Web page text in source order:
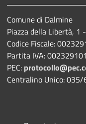
Comune di Dalmine
Piazza della Libertà, 1
Codice Fiscale:
Partita IVA:
PEC:
Centralino Unico: 035/